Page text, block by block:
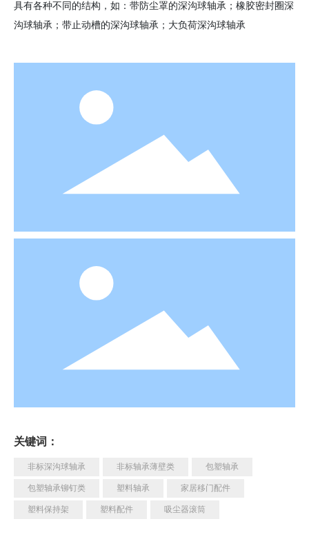
具有各种不同的结构，如：带防尘罩的深沟球轴承；橡胶密封圈深
沟球轴承；带止动槽的深沟球轴承；大负荷深沟球轴承
关键词：
非标深沟球轴承 非标轴承薄壁类 包塑轴承
包塑轴承铆钉类 塑料轴承 家居移门配件
塑料保持架 塑料配件 吸尘器滚筒